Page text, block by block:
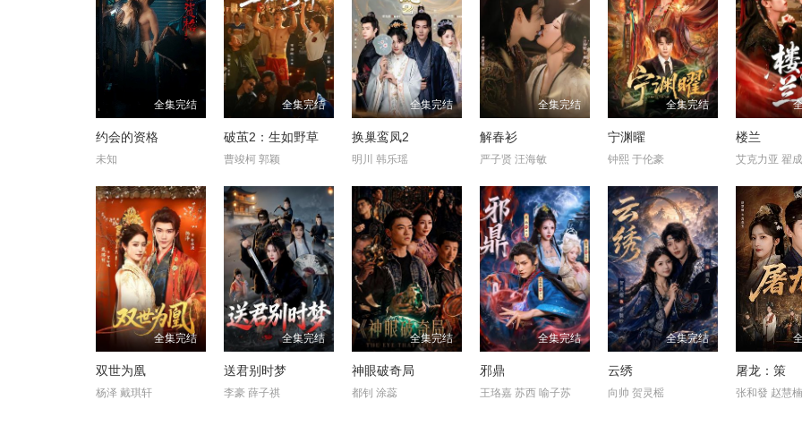
全集完结
约会的资格
未知
全集完结
破茧2：生如野草
曹竣柯 郭颖
全集完结
换巢鸾凤2
明川 韩乐瑶
全集完结
解春衫
严子贤 汪海敏
全集完结
宁渊曜
钟熙 于伦豪
楼兰
艾克力亚 翟
全集完结
双世为凰
杨泽 戴琪轩
全集完结
送君别时梦
李豪 薛子祺
全集完结
神眼破奇局
都钊 涂蕊
全集完结
邪鼎
王珞嘉 苏西 喻子苏
全集完结
云绣
向帅 贺灵榣
屠龙：策
张和發 赵慧楠